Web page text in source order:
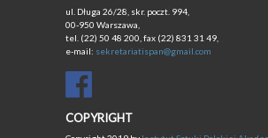
ul. Długa 26/28, skr. poczt. 994,
00-950 Warszawa,
tel. (22) 50 48 200, fax (22) 831 31 49,
e-mail: sekretariatispan@gmail.com
COPYRIGHT